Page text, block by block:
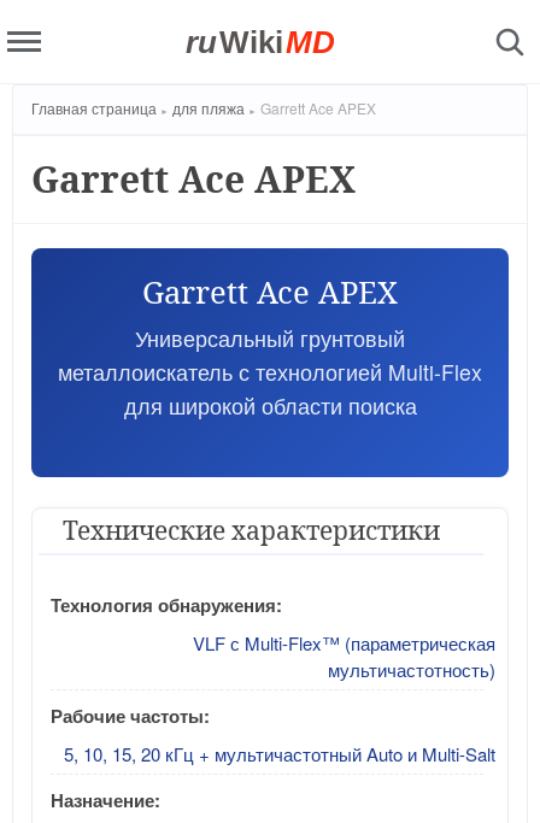
ruWikiMD
Главная страница для пляжа Garrett Ace APEX
Garrett Ace APEX
Garrett Ace APEX
Универсальный грунтовый
металлоискатель с технологией Multi-Flex
для широкой области поиска
Технические характеристики
Технология обнаружения:
VLF с Multi-Flex™ (параметрическая
мультичастотность)
Рабочие частоты:
5, 10, 15, 20 кГц + мультичастотный Auto и Multi-Salt
Назначение: